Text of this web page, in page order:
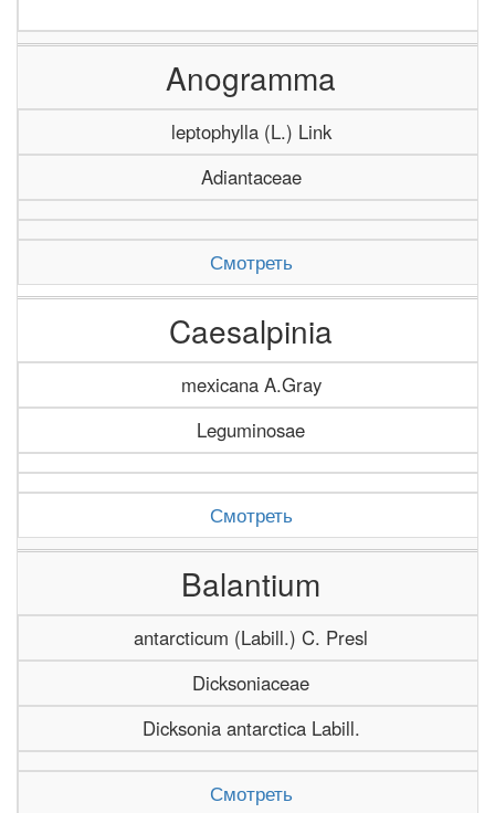
Anogramma
leptophylla (L.) Link
Adiantaceae
Смотреть
Caesalpinia
mexicana A.Gray
Leguminosae
Смотреть
Balantium
antarcticum (Labill.) C. Presl
Dicksoniaceae
Dicksonia antarctica Labill.
Смотреть